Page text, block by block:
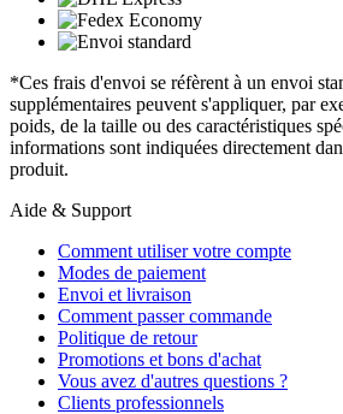
*Ces frais d'envoi se réfèrent à un envoi
supplémentaires peuvent s'appliquer, par
poids, de la taille ou des caractéristiques
informations sont indiquées directement
produit.
Aide & Support
Comment utiliser votre compte
Modes de paiement
Envoi et livraison
Comment passer commande
Politique de retour
Promotions et bons d'achat
Vous avez d'autres questions ?
Clients professionnels